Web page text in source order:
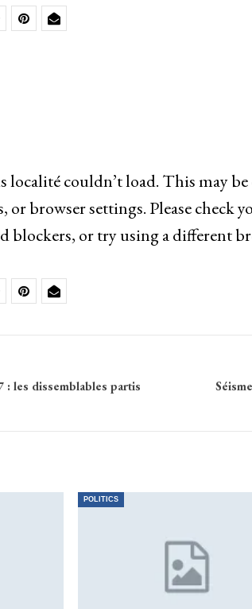
couldn’t load. This may be
browser settings. Please check
blockers, or try using a different
: les dissemblables partis
POLITICS